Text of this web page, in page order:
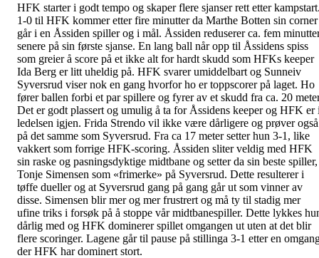
HFK starter i godt tempo og skaper flere sjanser rett etter
1-0 til HFK kommer etter fire minutter da Marthe Botten sin corner
går i en Åssiden spiller og i mål. Åssiden reduserer ca. fem
senere på sin første sjanse. En lang ball når opp til Åssidens spiss
som greier å score på et ikke alt for hardt skudd som HFKs keeper
Ida Berg er litt uheldig på. HFK svarer umiddelbart og Sunneiv
Syversrud viser nok en gang hvorfor ho er toppscorer på laget. Ho
fører ballen forbi et par spillere og fyrer av et skudd fra ca. 20
Det er godt plassert og umulig å ta for Åssidens keeper og HFK er
ledelsen igjen. Frida Strendo vil ikke være dårligere og prøver også
på det samme som Syversrud. Fra ca 17 meter setter hun 3-1, like
vakkert som forrige HFK-scoring. Åssiden sliter veldig med HFK
sin raske og pasningsdyktige midtbane og setter da sin beste spiller,
Tonje Simensen som «frimerke» på Syversrud. Dette resulterer i
tøffe dueller og at Syversrud gang på gang går ut som vinner av
disse. Simensen blir mer og mer frustrert og må ty til stadig mer
ufine triks i forsøk på å stoppe vår midtbanespiller. Dette lykkes
dårlig med og HFK dominerer spillet omgangen ut uten at det blir
flere scoringer. Lagene går til pause på stillinga 3-1 etter en
der HFK har dominert stort.